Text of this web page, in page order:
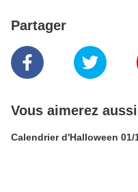
Partager
Vous aimerez aussi
Calendrier d'Halloween 01/